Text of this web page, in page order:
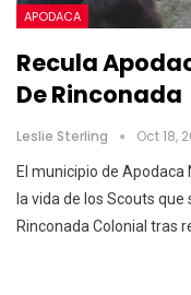
APODACA
Recula
De Rinconada
Leslie Sterling Oct 18,
El municipio de
la vida de los Scouts
Rinconada Colonial tras